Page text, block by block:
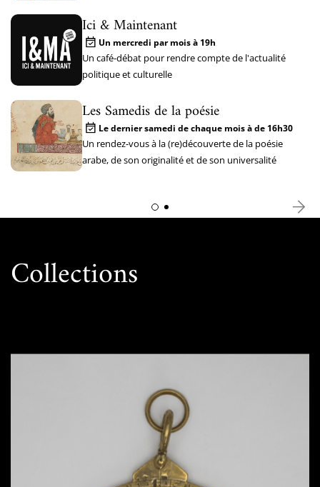
Ici & Maintenant
Un mercredi par mois à 19h
Un café-débat pour rendre compte de l'actualité
politique et culturelle
Les Samedis de la poésie
Le dernier samedi de chaque mois à de 16h30
Un rendez-vous à la (re)découverte de la poésie
arabe, de son originalité et de son universalité
Collections